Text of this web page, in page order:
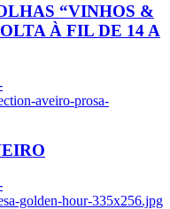
“VINHOS &
À FIL DE 14 A
aveiro-prosa-
golden-hour-335x256.jpg